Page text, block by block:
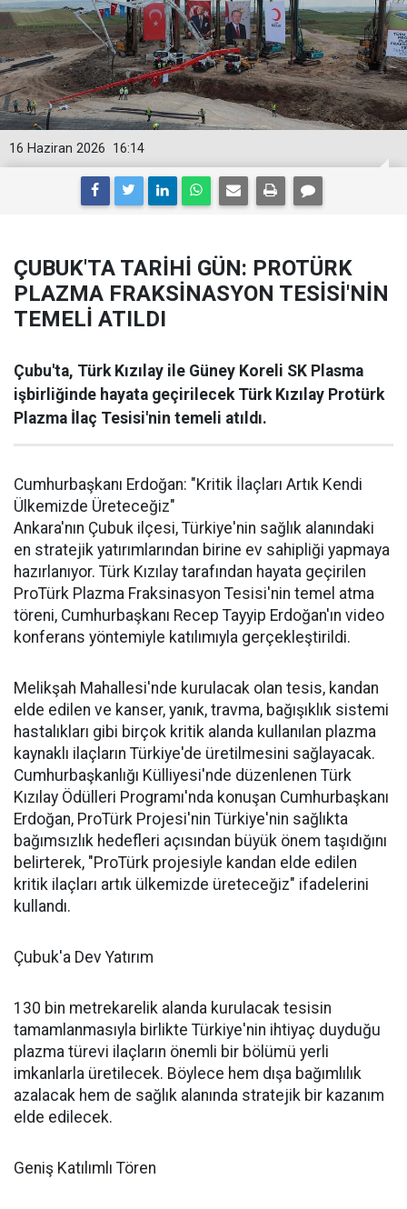
16:14
16 Haziran 2026
ÇUBUK'TA TARİHİ GÜN: PROTÜRK
PLAZMA FRAKSİNASYON TESİSİ'NİN
TEMELİ ATILDI
Çubu'ta, Türk Kızılay ile Güney Koreli SK Plasma
işbirliğinde hayata geçirilecek Türk Kızılay Protürk
Plazma İlaç Tesisi'nin temeli atıldı.
Cumhurbaşkanı Erdoğan: "Kritik İlaçları Artık Kendi
Ülkemizde Üreteceğiz"
Ankara'nın Çubuk ilçesi, Türkiye'nin sağlık alanındaki
en stratejik yatırımlarından birine ev sahipliği yapmaya
hazırlanıyor. Türk Kızılay tarafından hayata geçirilen
ProTürk Plazma Fraksinasyon Tesisi'nin temel atma
töreni, Cumhurbaşkanı Recep Tayyip Erdoğan'ın video
konferans yöntemiyle katılımıyla gerçekleştirildi.
Melikşah Mahallesi'nde kurulacak olan tesis, kandan
elde edilen ve kanser, yanık, travma, bağışıklık sistemi
hastalıkları gibi birçok kritik alanda kullanılan plazma
kaynaklı ilaçların Türkiye'de üretilmesini sağlayacak.
Cumhurbaşkanlığı Külliyesi'nde düzenlenen Türk
Kızılay Ödülleri Programı'nda konuşan Cumhurbaşkanı
Erdoğan, ProTürk Projesi'nin Türkiye'nin sağlıkta
bağımsızlık hedefleri açısından büyük önem taşıdığını
belirterek, "ProTürk projesiyle kandan elde edilen
kritik ilaçları artık ülkemizde üreteceğiz" ifadelerini
kullandı.
Çubuk'a Dev Yatırım
130 bin metrekarelik alanda kurulacak tesisin
tamamlanmasıyla birlikte Türkiye'nin ihtiyaç duyduğu
plazma türevi ilaçların önemli bir bölümü yerli
imkanlarla üretilecek. Böylece hem dışa bağımlılık
azalacak hem de sağlık alanında stratejik bir kazanım
elde edilecek.
Geniş Katılımlı Tören